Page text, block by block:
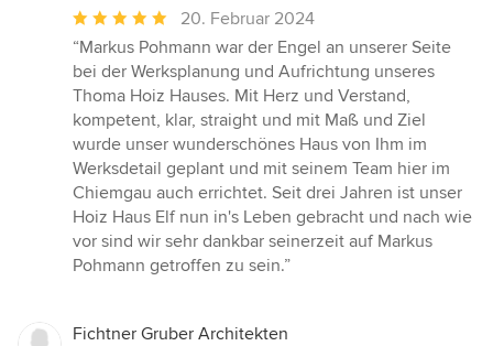
Durchschnittliche
Bewertung:
5
von
5
Sternen
20. Februar 2024
“Markus Pohmann war der Engel an unserer Seite
bei der Werksplanung und Aufrichtung unseres
Thoma Hoiz Hauses. Mit Herz und Verstand,
kompetent, klar, straight und mit Maß und Ziel
wurde unser wunderschönes Haus von Ihm im
Werksdetail geplant und mit seinem Team hier im
Chiemgau auch errichtet. Seit drei Jahren ist unser
Hoiz Haus Elf nun in's Leben gebracht und nach wie
vor sind wir sehr dankbar seinerzeit auf Markus
Pohmann getroffen zu sein.”
Fichtner Gruber Architekten